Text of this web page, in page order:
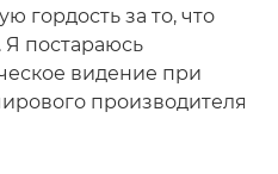
гордость за то, что
постараюсь
видение при
производителя